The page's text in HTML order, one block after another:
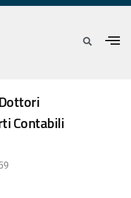
Contabili